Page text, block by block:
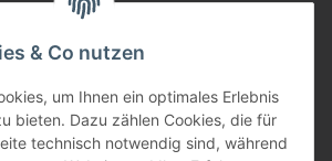
& Co nutzen
um Ihnen ein optimales Erlebnis
bieten. Dazu zählen Cookies, die für
technisch notwendig sind, während